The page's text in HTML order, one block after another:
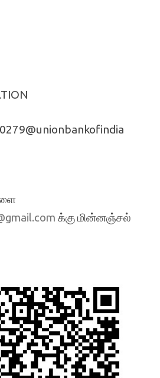
க்கு மின்னஞ்சல்